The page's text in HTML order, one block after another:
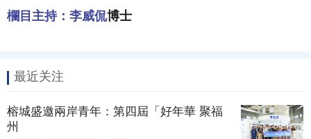
欄目主持：李威侃博士
最近关注
榕城盛邀兩岸青年：第四屆「好年華 聚福
州